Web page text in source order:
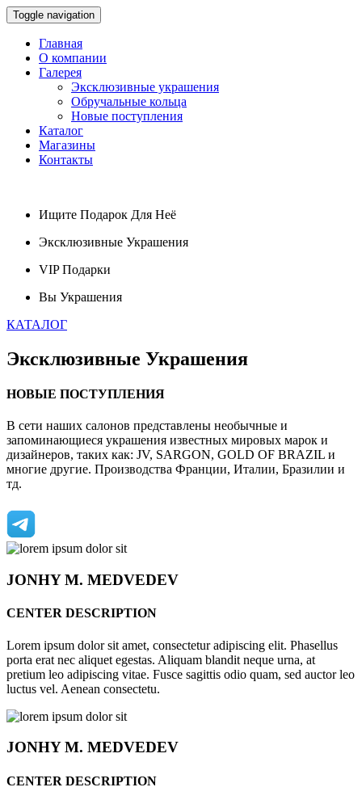
Toggle navigation
Главная
О компании
Галерея
Эксклюзивные украшения
Обручальные кольца
Новые поступления
Каталог
Магазины
Контакты
Ищите Подарок Для Неё
Эксклюзивные Украшения
VIPПодарки
Вы Украшения
КАТАЛОГ
Эксклюзивные Украшения
НОВЫЕ ПОСТУПЛЕНИЯ
В сети наших салонов представлены необычные и
запоминающиеся украшения известных мировых марок и
дизайнеров, таких как: JV, SARGON, GOLD OF BRAZIL и
многие другие. Производства Франции, Италии, Бразилии и
тд.
JONHYM. MEDVEDEV
CENTER DESCRIPTION
Lorem ipsum dolor sit amet, consectetur adipiscing elit. Phasellus
porta erat nec aliquet egestas. Aliquam blandit neque urna, at
pretium leo adipiscing vitae. Fusce sagittis odio quam, sed auctor leo
luctus vel. Aenean consectetu.
JONHYM. MEDVEDEV
CENTER DESCRIPTION